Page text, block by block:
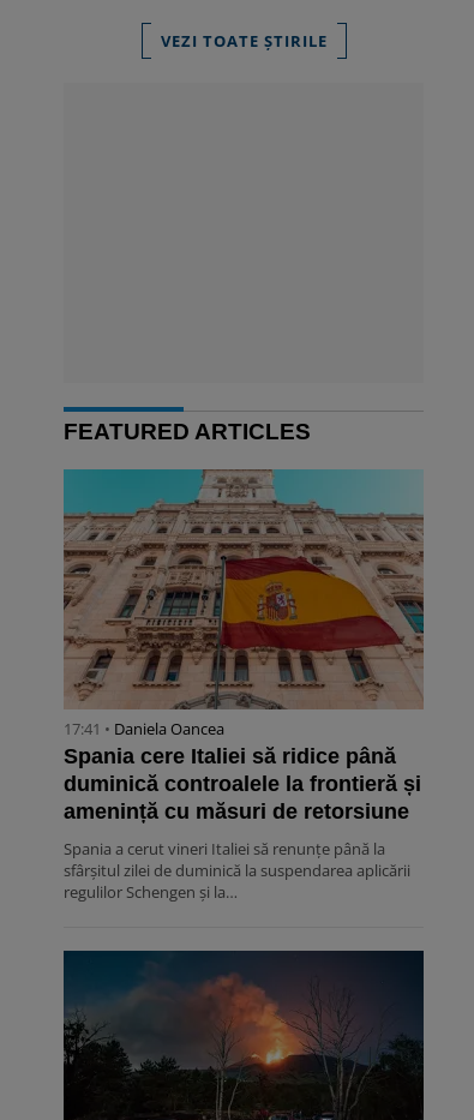
VEZI TOATE ȘTIRILE
FEATURED ARTICLES
17:41 • Daniela Oancea
Spania cere Italiei să ridice până
duminică controalele la frontieră și
amenință cu măsuri de retorsiune
Spania a cerut vineri Italiei să renunțe până la
sfârșitul zilei de duminică la suspendarea aplicării
regulilor Schengen și la…